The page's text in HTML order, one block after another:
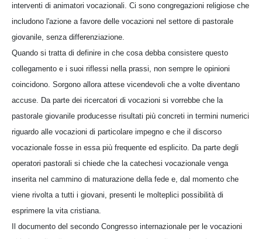
interventi di animatori vocazionali. Ci sono congregazioni religiose che
includono l'azione a favore delle vocazioni nel settore di pastorale
giovanile, senza differenziazione.
Quando si tratta di definire in che cosa debba consistere questo
collegamento e i suoi riflessi nella prassi, non sempre le opinioni
coincidono. Sorgono allora attese vicendevoli che a volte diventano
accuse. Da parte dei ricercatori di vocazioni si vorrebbe che la
pastorale giovanile producesse risultati più concreti in termini numerici
riguardo alle vocazioni di particolare impegno e che il discorso
vocazionale fosse in essa più frequente ed esplicito. Da parte degli
operatori pastorali si chiede che la catechesi vocazionale venga
inserita nel cammino di maturazione della fede e, dal momento che
viene rivolta a tutti i giovani, presenti le molteplici possibilità di
esprimere la vita cristiana.
Il documento del secondo Congresso internazionale per le vocazioni